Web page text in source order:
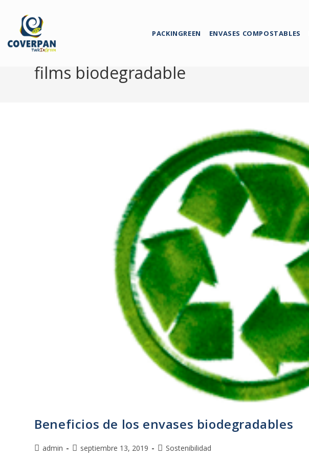
PACKINGREEN ENVASES COMPOSTABLES
films biodegradable
Beneficios de los envases biodegradables
admin septiembre 13, 2019 Sostenibilidad